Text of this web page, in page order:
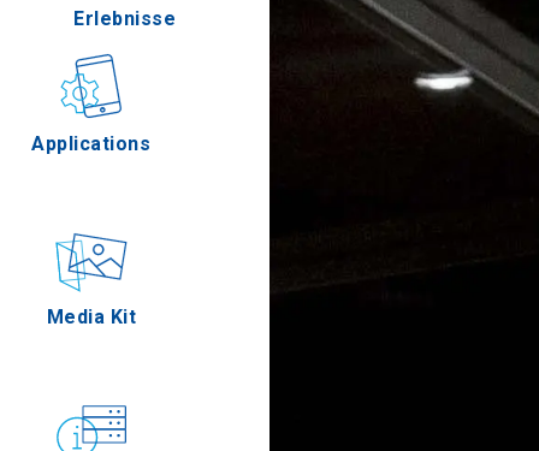
Gastronomie
Ereignisse
Applications
Media Kit
Erlebnisse